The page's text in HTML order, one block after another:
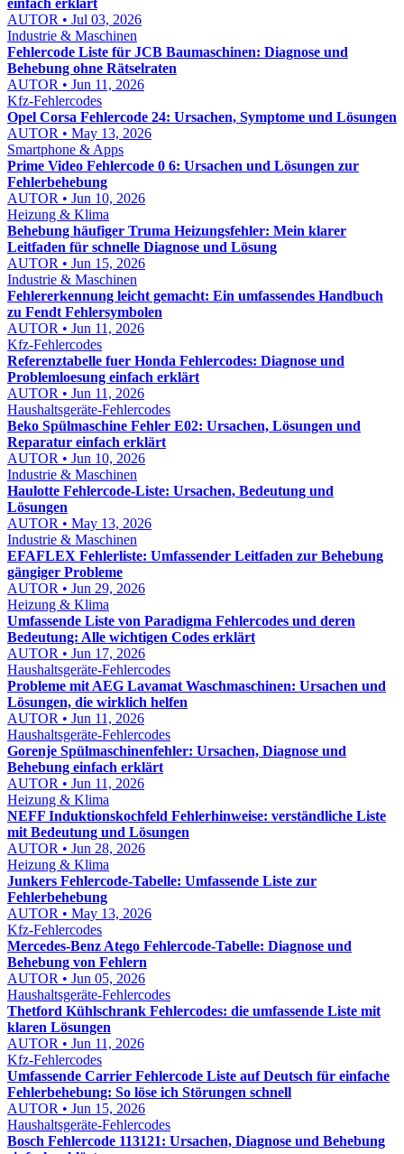
einfach erklärt
AUTOR • Jul 03, 2026
Industrie & Maschinen
Fehlercode Liste für JCB Baumaschinen: Diagnose und
Behebung ohne Rätselraten
AUTOR • Jun 11, 2026
Kfz-Fehlercodes
Opel Corsa Fehlercode 24: Ursachen, Symptome und Lösungen
AUTOR • May 13, 2026
Smartphone & Apps
Prime Video Fehlercode 0 6: Ursachen und Lösungen zur
Fehlerbehebung
AUTOR • Jun 10, 2026
Heizung & Klima
Behebung häufiger Truma Heizungsfehler: Mein klarer
Leitfaden für schnelle Diagnose und Lösung
AUTOR • Jun 15, 2026
Industrie & Maschinen
Fehlererkennung leicht gemacht: Ein umfassendes Handbuch
zu Fendt Fehlersymbolen
AUTOR • Jun 11, 2026
Kfz-Fehlercodes
Referenztabelle fuer Honda Fehlercodes: Diagnose und
Problemloesung einfach erklärt
AUTOR • Jun 11, 2026
Haushaltsgeräte-Fehlercodes
Beko Spülmaschine Fehler E02: Ursachen, Lösungen und
Reparatur einfach erklärt
AUTOR • Jun 10, 2026
Industrie & Maschinen
Haulotte Fehlercode-Liste: Ursachen, Bedeutung und
Lösungen
AUTOR • May 13, 2026
Industrie & Maschinen
EFAFLEX Fehlerliste: Umfassender Leitfaden zur Behebung
gängiger Probleme
AUTOR • Jun 29, 2026
Heizung & Klima
Umfassende Liste von Paradigma Fehlercodes und deren
Bedeutung: Alle wichtigen Codes erklärt
AUTOR • Jun 17, 2026
Haushaltsgeräte-Fehlercodes
Probleme mit AEG Lavamat Waschmaschinen: Ursachen und
Lösungen, die wirklich helfen
AUTOR • Jun 11, 2026
Haushaltsgeräte-Fehlercodes
Gorenje Spülmaschinenfehler: Ursachen, Diagnose und
Behebung einfach erklärt
AUTOR • Jun 11, 2026
Heizung & Klima
NEFF Induktionskochfeld Fehlerhinweise: verständliche Liste
mit Bedeutung und Lösungen
AUTOR • Jun 28, 2026
Heizung & Klima
Junkers Fehlercode-Tabelle: Umfassende Liste zur
Fehlerbehebung
AUTOR • May 13, 2026
Kfz-Fehlercodes
Mercedes-Benz Atego Fehlercode-Tabelle: Diagnose und
Behebung von Fehlern
AUTOR • Jun 05, 2026
Haushaltsgeräte-Fehlercodes
Thetford Kühlschrank Fehlercodes: die umfassende Liste mit
klaren Lösungen
AUTOR • Jun 11, 2026
Kfz-Fehlercodes
Umfassende Carrier Fehlercode Liste auf Deutsch für einfache
Fehlerbehebung: So löse ich Störungen schnell
AUTOR • Jun 15, 2026
Haushaltsgeräte-Fehlercodes
Bosch Fehlercode 113121: Ursachen, Diagnose und Behebung